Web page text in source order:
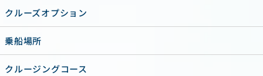
クルーズオプション
乗船場所
クルージングコース